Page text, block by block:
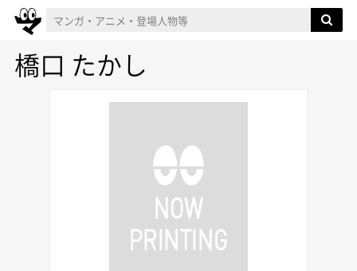
橋口 たかし